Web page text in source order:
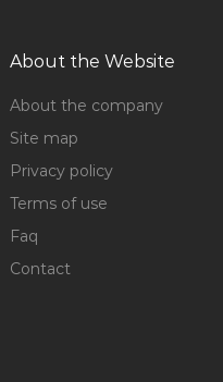
About the Website
About the company
Site map
Privacy policy
Terms of use
Faq
Contact